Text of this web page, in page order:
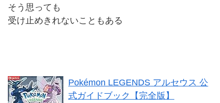
そう思っても
受け止めきれないこともある
Pokémon LEGENDS アルセウス 公
式ガイドブック【完全版】